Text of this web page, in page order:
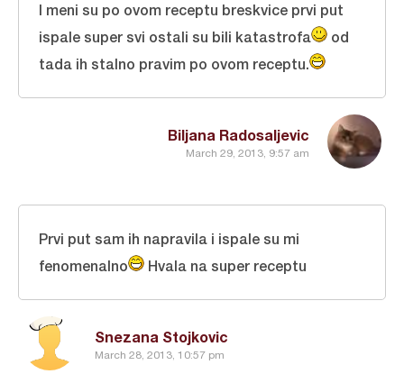
Biljana Radosaljevic
March 29, 2013, 9:57 am
I meni su po ovom receptu breskvice prvi put
ispale super svi ostali su bili katastrofa
od
tada ih stalno pravim po ovom receptu.
Snezana Stojkovic
March 28, 2013, 10:57 pm
Prvi put sam ih napravila i ispale su mi
fenomenalno
Hvala na super receptu